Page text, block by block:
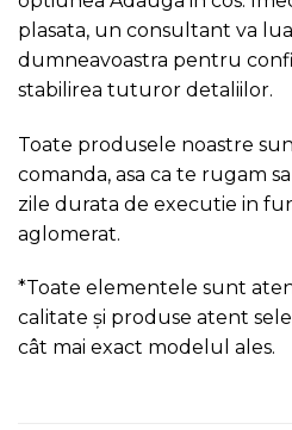
plasata, un consultant va
dumneavoastra pentru
stabilirea tuturor detaliilor.
Toate produsele noastre
comanda, asa ca te rugam
zile durata de executie in
aglomerat.
*Toate elementele sunt
calitate și produse atent
cât mai exact modelul ales.